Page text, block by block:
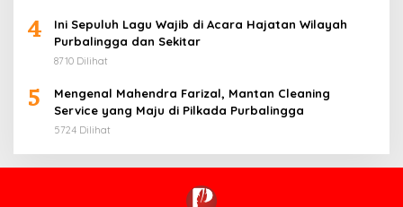
4
Ini Sepuluh Lagu Wajib di Acara Hajatan Wilayah
Purbalingga dan Sekitar
8710 Dilihat
5
Mengenal Mahendra Farizal, Mantan Cleaning
Service yang Maju di Pilkada Purbalingga
5724 Dilihat